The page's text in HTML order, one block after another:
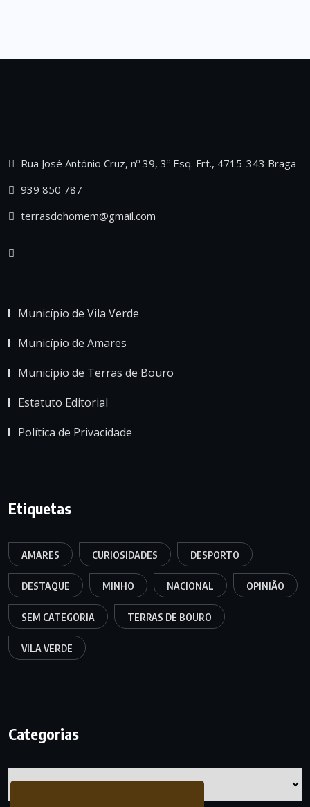
Rua José António Cruz, nº 39, 3º Esq. Frt., 4715-343 Braga
939 850 787
terrasdohomem@gmail.com
Município de Vila Verde
Município de Amares
Município de Terras de Bouro
Estatuto Editorial
Política de Privacidade
Etiquetas
AMARES CURIOSIDADES DESPORTO
DESTAQUE MINHO NACIONAL OPINIÃO
SEM CATEGORIA TERRAS DE BOURO
VILA VERDE
Categorias